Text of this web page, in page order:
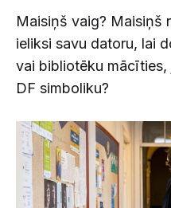
Maisiņš vaig? Maisiņš
ieliksi savu datoru, lai
vai bibliotēku mācīties,
DF simboliku?